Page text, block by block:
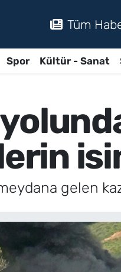
Tüm
Spor Kültür - Sanat
gelen